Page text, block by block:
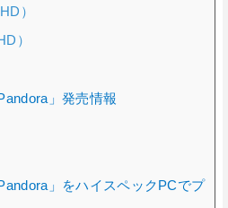
）
）
」発売情報
」をハイスペックPCでプ